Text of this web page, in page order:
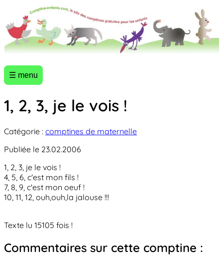
☰ menu
1, 2, 3, je le vois !
Catégorie : comptines de maternelle
Publiée le 23.02.2006
1, 2, 3, je le vois !
4, 5, 6, c'est mon fils !
7, 8, 9, c'est mon oeuf !
10, 11, 12, ouh,ouh,la jalouse !!!
Texte lu 15105 fois !
Commentaires sur cette comptine :